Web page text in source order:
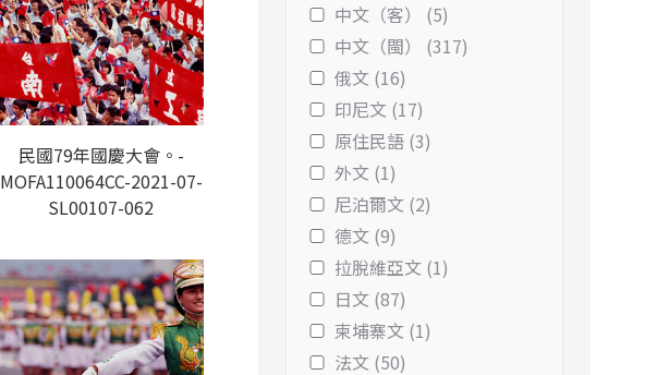
民國79年國慶大會。-
MOFA110064CC-2021-07-
SL00107-062
中文（客） (5)
中文（閩） (317)
俄文 (16)
印尼文 (17)
原住民語 (3)
外文 (1)
尼泊爾文 (2)
德文 (9)
拉脫維亞文 (1)
日文 (87)
柬埔寨文 (1)
法文 (50)